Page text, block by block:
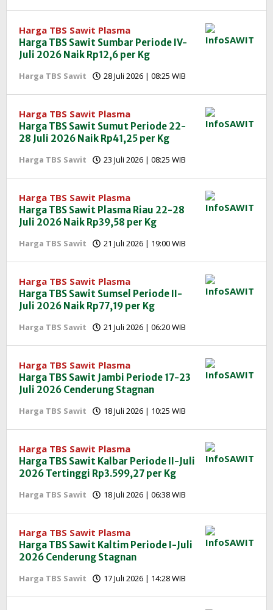
InfoSAWIT
Harga TBS Sawit Plasma
Harga TBS Sawit Sumbar Periode IV-
Juli 2026 Naik Rp12,6 per Kg
Harga TBS Sawit 28 Juli 2026 | 08:25 WIB
InfoSAWIT
Harga TBS Sawit Plasma
Harga TBS Sawit Sumut Periode 22-
28 Juli 2026 Naik Rp41,25 per Kg
Harga TBS Sawit 23 Juli 2026 | 08:25 WIB
InfoSAWIT
Harga TBS Sawit Plasma
Harga TBS Sawit Plasma Riau 22-28
Juli 2026 Naik Rp39,58 per Kg
Harga TBS Sawit 21 Juli 2026 | 19:00 WIB
InfoSAWIT
Harga TBS Sawit Plasma
Harga TBS Sawit Sumsel Periode II-
Juli 2026 Naik Rp77,19 per Kg
Harga TBS Sawit 21 Juli 2026 | 06:20 WIB
InfoSAWIT
Harga TBS Sawit Plasma
Harga TBS Sawit Jambi Periode 17-23
Juli 2026 Cenderung Stagnan
Harga TBS Sawit 18 Juli 2026 | 10:25 WIB
InfoSAWIT
Harga TBS Sawit Plasma
Harga TBS Sawit Kalbar Periode II-Juli
2026 Tertinggi Rp3.599,27 per Kg
Harga TBS Sawit 18 Juli 2026 | 06:38 WIB
InfoSAWIT
Harga TBS Sawit Plasma
Harga TBS Sawit Kaltim Periode I-Juli
2026 Cenderung Stagnan
Harga TBS Sawit 17 Juli 2026 | 14:28 WIB
InfoSAWIT